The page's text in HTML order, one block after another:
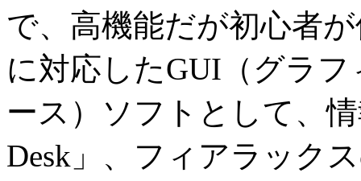
で、高機能だが初心者
に対応したGUI（グラ
ース）ソフトとして、
Desk」、フィアラック